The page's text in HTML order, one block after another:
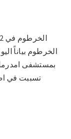
الخرطوم بياناً
بمستشفى امدرمان
تسببت في